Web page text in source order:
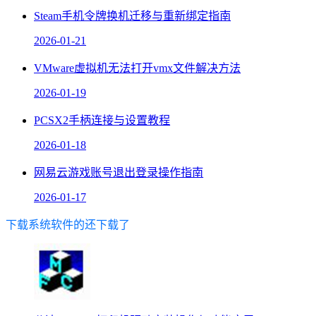
Steam手机令牌换机迁移与重新绑定指南
2026-01-21
VMware虚拟机无法打开vmx文件解决方法
2026-01-19
PCSX2手柄连接与设置教程
2026-01-18
网易云游戏账号退出登录操作指南
2026-01-17
下载系统软件的还下载了